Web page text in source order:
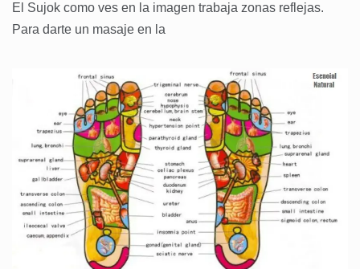
El Sujok como ves en la imagen trabaja zonas reflejas.
Para darte un masaje en la